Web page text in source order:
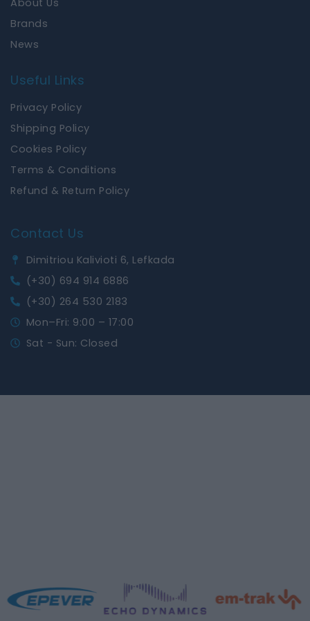
About Us
Brands
News
Useful Links
Privacy Policy
Shipping Policy
Cookies Policy
Terms & Conditions
Refund & Return Policy
Contact Us
Dimitriou Kalivioti 6, Lefkada
(+30) 694 914 6886
(+30) 264 530 2183
Mon–Fri: 9:00 – 17:00
Sat - Sun: Closed